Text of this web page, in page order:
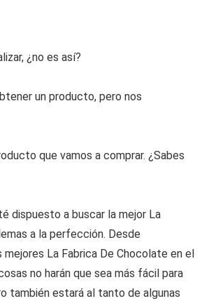
¿no es así?
un producto, pero nos
que vamos a comprar. ¿Sabes
dispuesto a buscar la mejor La
a la perfección. Desde
La Fabrica De Chocolate en el
no harán que sea más fácil para
también estará al tanto de algunas